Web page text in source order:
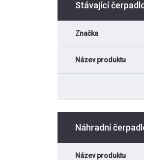
Stávající
Značka
Název produktu
Náhradní
Název produktu